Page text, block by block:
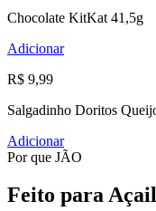
Chocolate KitKat 41,5g
Adicionar
R$ 9,99
Salgadinho Doritos
Adicionar
Por que JÃO
Feito para